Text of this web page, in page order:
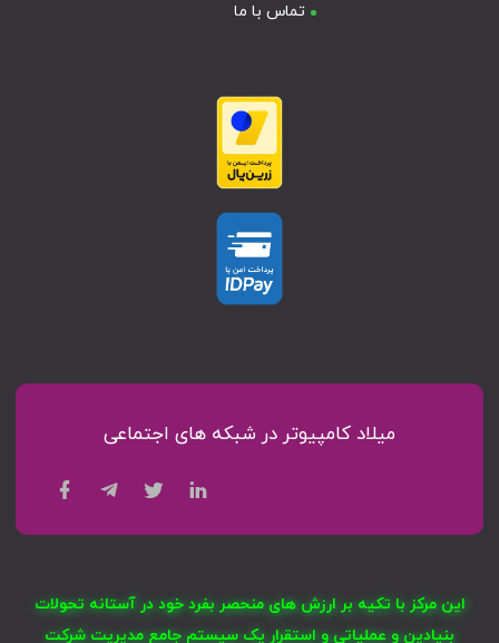
تماس با ما
میلاد کامپیوتر در شبکه های اجتماعی
این مرکز با تکیه بر ارزش های منحصر بفرد خود در آستانه تحولات
بنیادین و عملیاتی و استقرار یک سیستم جامع مدیریت شرکت